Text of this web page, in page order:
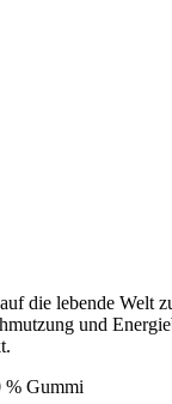
die lebende Welt
und
% Gummi